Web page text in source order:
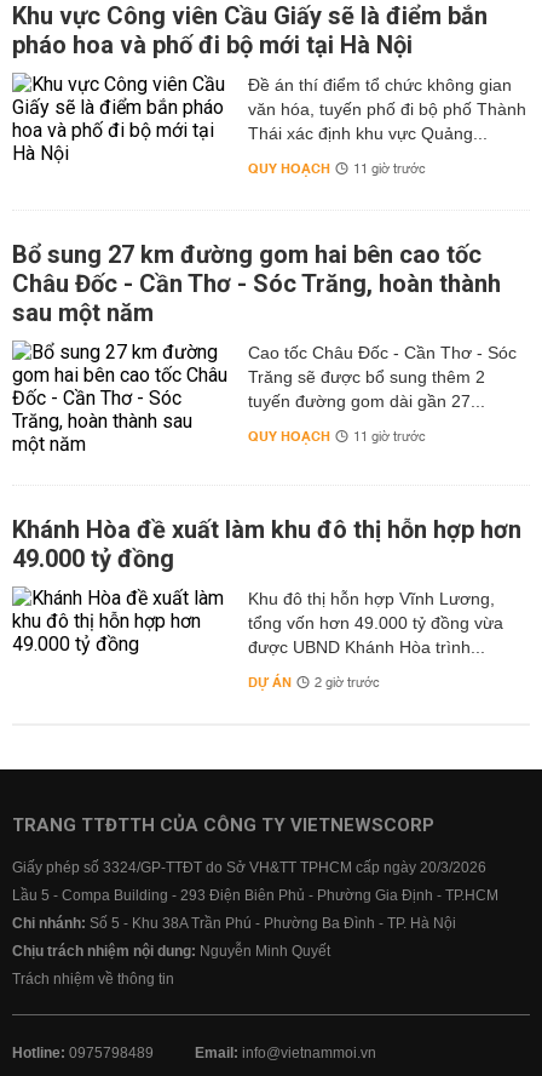
Khu vực Công viên Cầu Giấy sẽ là điểm bắn
pháo hoa và phố đi bộ mới tại Hà Nội
Đề án thí điểm tổ chức không gian
văn hóa, tuyến phố đi bộ phố Thành
Thái xác định khu vực Quảng...
QUY HOẠCH 11 giờ trước
Bổ sung 27 km đường gom hai bên cao tốc
Châu Đốc - Cần Thơ - Sóc Trăng, hoàn thành
sau một năm
Cao tốc Châu Đốc - Cần Thơ - Sóc
Trăng sẽ được bổ sung thêm 2
tuyến đường gom dài gần 27...
QUY HOẠCH 11 giờ trước
Khánh Hòa đề xuất làm khu đô thị hỗn hợp hơn
49.000 tỷ đồng
Khu đô thị hỗn hợp Vĩnh Lương,
tổng vốn hơn 49.000 tỷ đồng vừa
được UBND Khánh Hòa trình...
DỰ ÁN 2 giờ trước
TRANG TTĐTTH CỦA CÔNG TY VIETNEWSCORP
Giấy phép số 3324/GP-TTĐT do Sở VH&TT TPHCM cấp ngày 20/3/2026
Lầu 5 - Compa Building - 293 Điện Biên Phủ - Phường Gia Định - TP.HCM
Chi nhánh: Số 5 - Khu 38A Trần Phú - Phường Ba Đình - TP. Hà Nội
Chịu trách nhiệm nội dung: Nguyễn Minh Quyết
Trách nhiệm về thông tin
Hotline: 0975798489 Email: info@vietnammoi.vn